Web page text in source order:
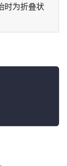
时为折叠状